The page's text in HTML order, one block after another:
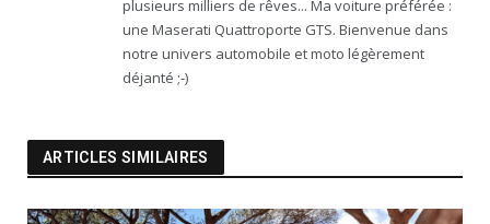
plusieurs milliers de rêves... Ma voiture préférée :
une Maserati Quattroporte GTS. Bienvenue dans
notre univers automobile et moto légèrement
déjanté ;-)
ARTICLES SIMILAIRES